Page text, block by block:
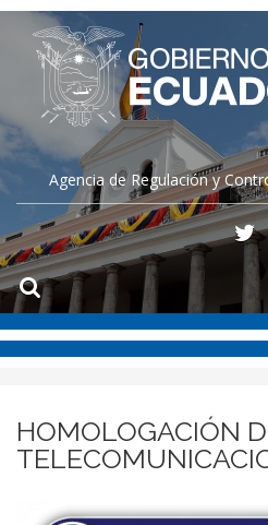
Agencia de Regulación y
HOMOLOGACIÓN